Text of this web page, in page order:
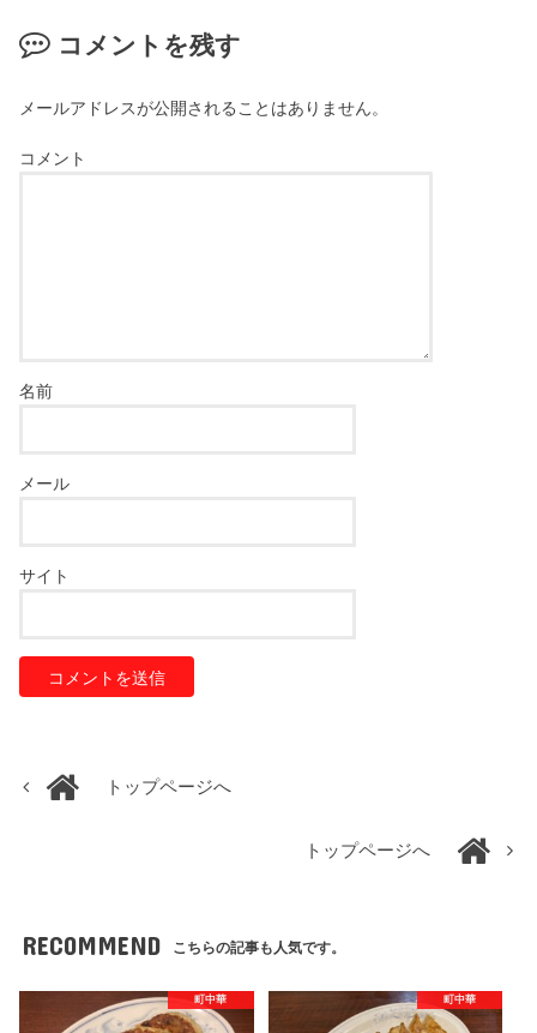
コメントを残す
メールアドレスが公開されることはありません。
コメント
名前
メール
サイト
トップページへ
トップページへ
RECOMMEND こちらの記事も人気です。
町中華 町中華